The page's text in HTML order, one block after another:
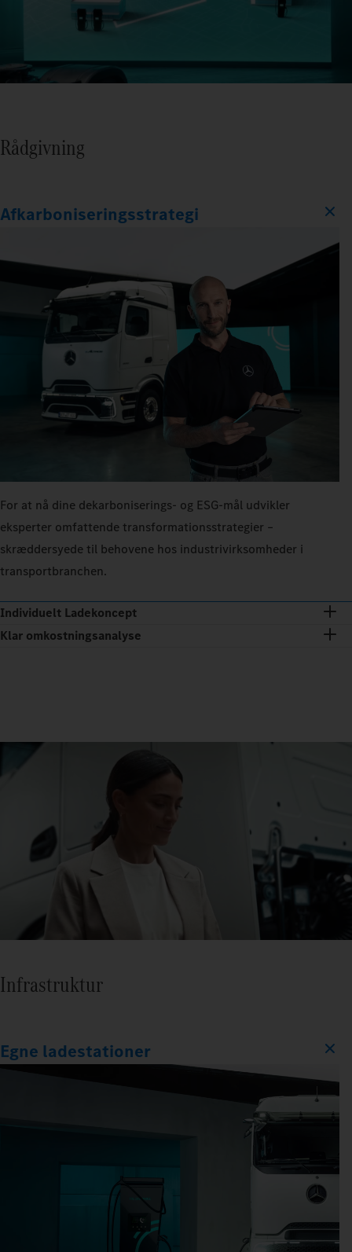
Rådgivning
Afkarboniseringsstrategi
For at nå dine dekarboniserings- og ESG-mål udvikler
eksperter omfattende transformationsstrategier –
skræddersyede til behovene hos industrivirksomheder i
transportbranchen.
Individuelt Ladekoncept
Klar omkostningsanalyse
Infrastruktur
Egne ladestationer